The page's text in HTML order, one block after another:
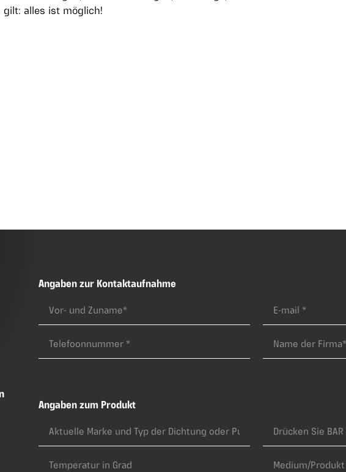
gilt: alles ist möglich!
Angaben zur Kontaktaufnahme
Angaben zum Produkt